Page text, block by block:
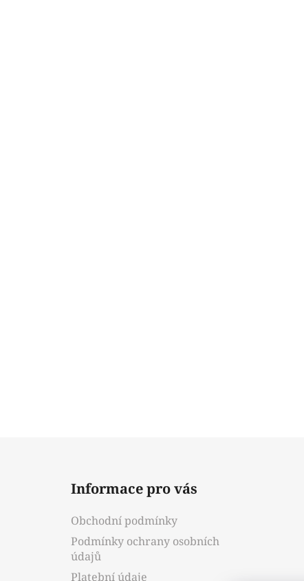
Informace pro vás
Obchodní podmínky
Podmínky ochrany osobních
údajů
Platební údaje